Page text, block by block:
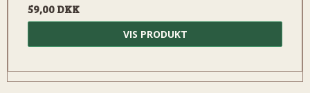
59,00 DKK
VIS PRODUKT